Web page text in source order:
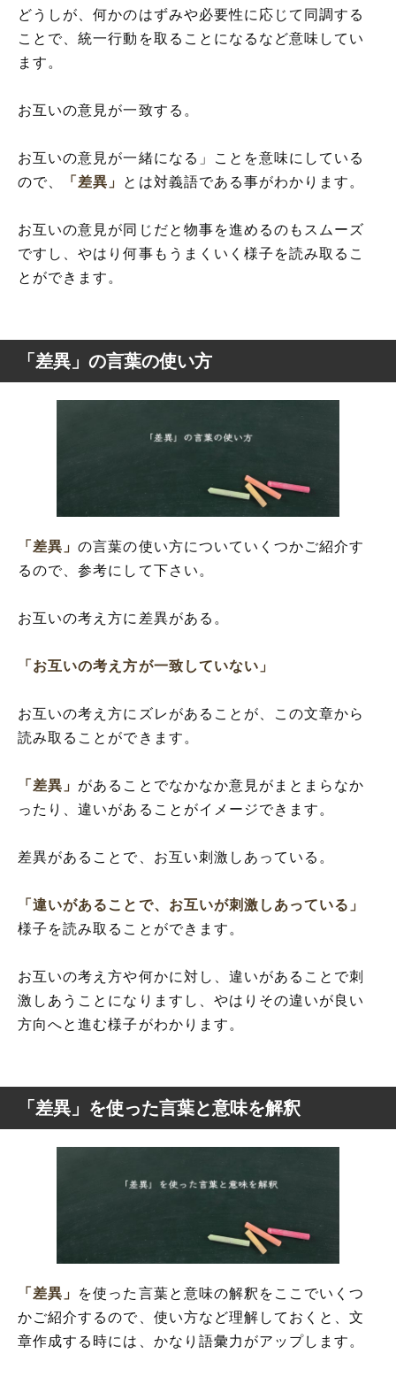
どうしが、何かのはずみや必要性に応じて同調する
ことで、統一行動を取ることになるなど意味してい
ます。
お互いの意見が一致する。
お互いの意見が一緒になる」ことを意味にしている
ので、
「差異」 とは対義語である事がわかります。
お互いの意見が同じだと物事を進めるのもスムーズ
ですし、やはり何事もうまくいく様子を読み取るこ
とができます。
「差異」の言葉の使い方
「差異」の言葉の使い方についていくつかご紹介す
るので、参考にして下さい。
お互いの考え方に差異がある。
「お互いの考え方が一致していない」
お互いの考え方にズレがあることが、この文章から
読み取ることができます。
「差異」 があることでなかなか意見がまとまらなか
ったり、違いがあることがイメージできます。
差異があることで、お互い刺激しあっている。
「違いがあることで、お互いが刺激しあっている」
様子を読み取ることができます。
お互いの考え方や何かに対し、違いがあることで刺
激しあうことになりますし、やはりその違いが良い
方向へと進む様子がわかります。
「差異」を使った言葉と意味を解釈
「差異」
を使った言葉と意味の解釈をここでいくつ
かご紹介するので、使い方など理解しておくと、文
章作成する時には、かなり語彙力がアップします。